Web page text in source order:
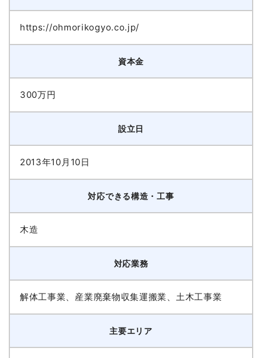
https://ohmorikogyo.co.jp/
資本金
300万円
設立日
2013年10月10日
対応できる構造・工事
木造
対応業務
解体工事業、産業廃棄物収集運搬業、土木工事業
主要エリア